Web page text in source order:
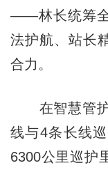
——林长统筹全
法护航、站长
合力。
在智慧管护
线与4条长线
6300公里巡护